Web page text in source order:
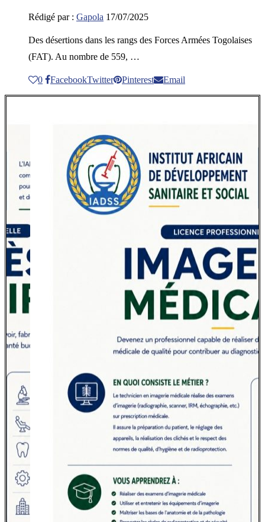
Rédigé par : Gapola 17/07/2025
Des désertions dans les rangs des Forces Armées Togolaises
(FAT). Au nombre de 559, …
0 FacebookTwitter Pinterest Email